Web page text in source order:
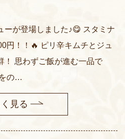
ーが登場しました♪😋 スタミナ
！！🔥 ピリ辛キムチとジュ
！ 思わずご飯が進む一品で
の…
見る